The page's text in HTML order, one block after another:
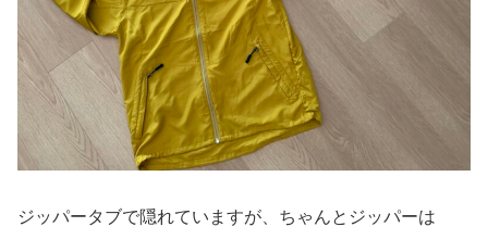
ジッパータブで隠れていますが、ちゃんとジッパーは